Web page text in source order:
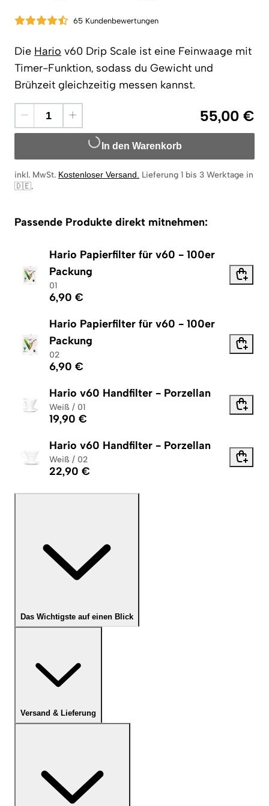
65 Kundenbewertungen
Die Hario v60 Drip Scale ist eine Feinwaage mit
Timer-Funktion, sodass du Gewicht und
Brühzeit gleichzeitig messen kannst.
55,00 €
In den Warenkorb
inkl. MwSt. Kostenloser Versand. Lieferung 1 bis 3 Werktage in
🇩🇪.
Passende Produkte direkt mitnehmen:
Hario Papierfilter für v60 - 100er
Packung
01
6,90 €
Hario Papierfilter für v60 - 100er
Packung
02
6,90 €
Hario v60 Handfilter - Porzellan
Weiß / 01
19,90 €
Hario v60 Handfilter - Porzellan
Weiß / 02
22,90 €
Das Wichtigste auf einen Blick
Versand & Lieferung